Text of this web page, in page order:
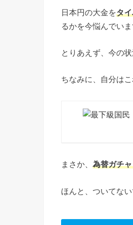
日本円の大金をタ
るかを今悩んでいま
とりあえず、今の
ちなみに、自分は
まさか、 為替ガチ
ほんと、ついてない